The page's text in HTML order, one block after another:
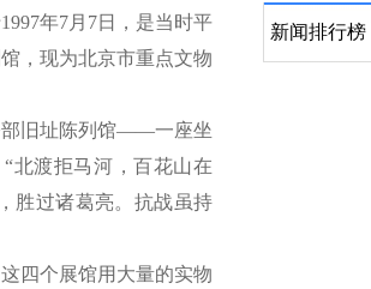
年7月7日，是当时平
，现为北京市重点文物
旧址陈列馆——一座坐
北渡拒马河，百花山在
胜过诸葛亮。抗战虽持
四个展馆用大量的实物
新闻排行榜